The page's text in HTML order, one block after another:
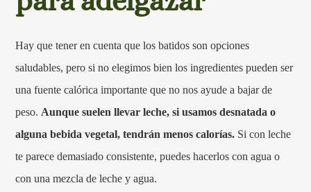
Hay que tener en cuenta que los batidos son opciones
saludables, pero si no elegimos bien los ingredientes pueden ser
una fuente calórica importante que no nos ayude a bajar de
peso. Aunque suelen llevar leche, si usamos desnatada o
alguna bebida vegetal, tendrán menos calorías. Si con leche
te parece demasiado consistente, puedes hacerlos con agua o
con una mezcla de leche y agua.